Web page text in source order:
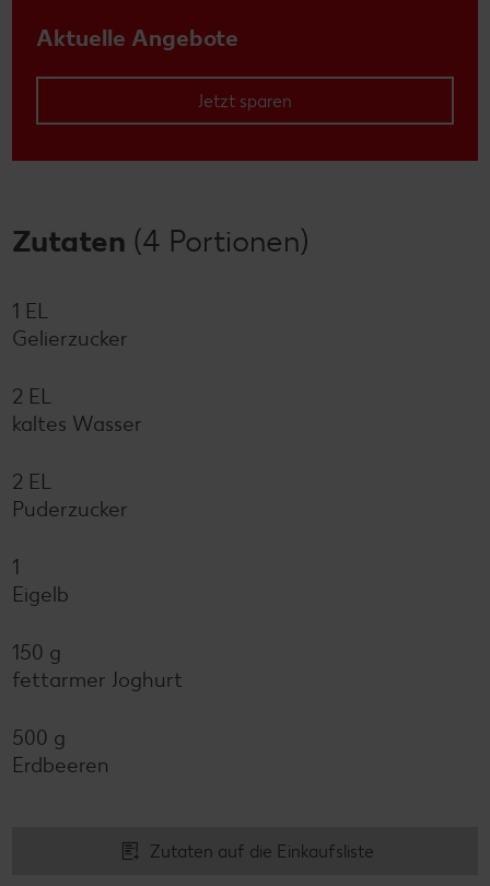
Aktuelle Angebote
Jetzt sparen
Zutaten (4 Portionen)
1 EL
Gelierzucker
2 EL
kaltes Wasser
2 EL
Puderzucker
1
Eigelb
150 g
fettarmer Joghurt
500 g
Erdbeeren
Zutaten auf die Einkaufsliste